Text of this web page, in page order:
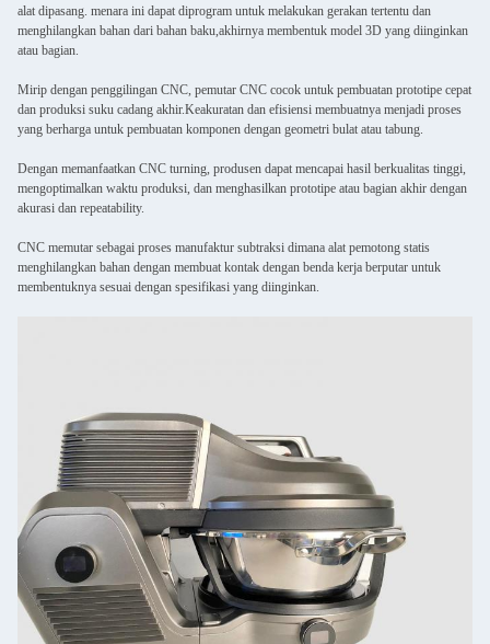
alat dipasang. menara ini dapat diprogram untuk melakukan gerakan tertentu dan
menghilangkan bahan dari bahan baku,akhirnya membentuk model 3D yang diinginkan
atau bagian.
Mirip dengan penggilingan CNC, pemutar CNC cocok untuk pembuatan prototipe cepat
dan produksi suku cadang akhir.Keakuratan dan efisiensi membuatnya menjadi proses
yang berharga untuk pembuatan komponen dengan geometri bulat atau tabung.
Dengan memanfaatkan CNC turning, produsen dapat mencapai hasil berkualitas tinggi,
mengoptimalkan waktu produksi, dan menghasilkan prototipe atau bagian akhir dengan
akurasi dan repeatability.
CNC memutar sebagai proses manufaktur subtraksi dimana alat pemotong statis
menghilangkan bahan dengan membuat kontak dengan benda kerja berputar untuk
membentuknya sesuai dengan spesifikasi yang diinginkan.